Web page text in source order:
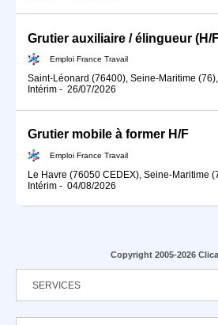
Grutier auxiliaire / élingueur (H/
Emploi France Travail
Saint-Léonard (76400), Seine-Maritime
Intérim - 26/07/2026
Grutier mobile à former H/F
Emploi France Travail
Le Havre (76050 CEDEX), Seine-Maritime
Intérim - 04/08/2026
Copyright 2005-2026
SERVICES